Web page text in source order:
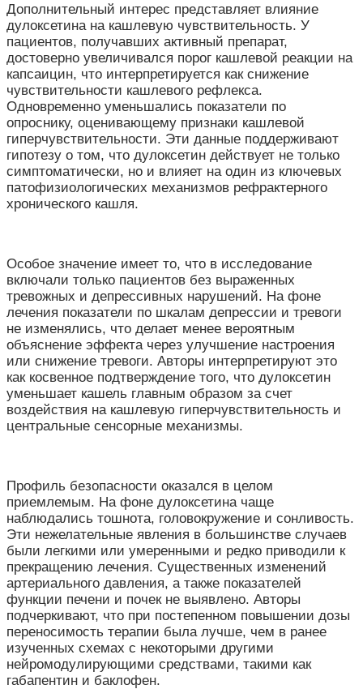
Дополнительный интерес представляет влияние
дулоксетина на кашлевую чувствительность. У
пациентов, получавших активный препарат,
достоверно увеличивался порог кашлевой реакции на
капсаицин, что интерпретируется как снижение
чувствительности кашлевого рефлекса.
Одновременно уменьшались показатели по
опроснику, оценивающему признаки кашлевой
гиперчувствительности. Эти данные поддерживают
гипотезу о том, что дулоксетин действует не только
симптоматически, но и влияет на один из ключевых
патофизиологических механизмов рефрактерного
хронического кашля.
Особое значение имеет то, что в исследование
включали только пациентов без выраженных
тревожных и депрессивных нарушений. На фоне
лечения показатели по шкалам депрессии и тревоги
не изменялись, что делает менее вероятным
объяснение эффекта через улучшение настроения
или снижение тревоги. Авторы интерпретируют это
как косвенное подтверждение того, что дулоксетин
уменьшает кашель главным образом за счет
воздействия на кашлевую гиперчувствительность и
центральные сенсорные механизмы.
Профиль безопасности оказался в целом
приемлемым. На фоне дулоксетина чаще
наблюдались тошнота, головокружение и сонливость.
Эти нежелательные явления в большинстве случаев
были легкими или умеренными и редко приводили к
прекращению лечения. Существенных изменений
артериального давления, а также показателей
функции печени и почек не выявлено. Авторы
подчеркивают, что при постепенном повышении дозы
переносимость терапии была лучше, чем в ранее
изученных схемах с некоторыми другими
нейромодулирующими средствами, такими как
габапентин и баклофен.